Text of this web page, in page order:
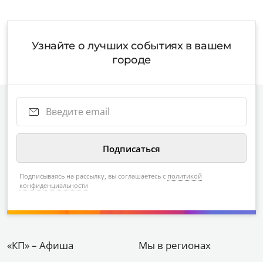
Узнайте о лучших событиях в вашем
городе
Подписываясь на рассылку, вы соглашаетесь с политикой
конфиденциальности
«КП» – Афиша Мы в регионах